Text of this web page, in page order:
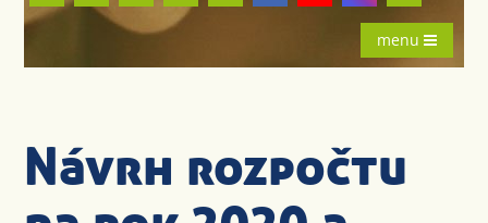
menu
Návrh rozpočtu